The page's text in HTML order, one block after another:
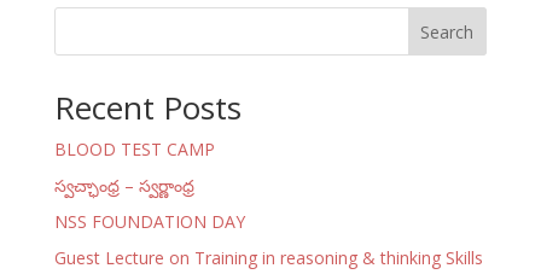
Search
Recent Posts
BLOOD TEST CAMP
స్వచ్ఛాంధ్ర – స్వర్ణాంధ్ర
NSS FOUNDATION DAY
Guest Lecture on Training in reasoning & thinking Skills